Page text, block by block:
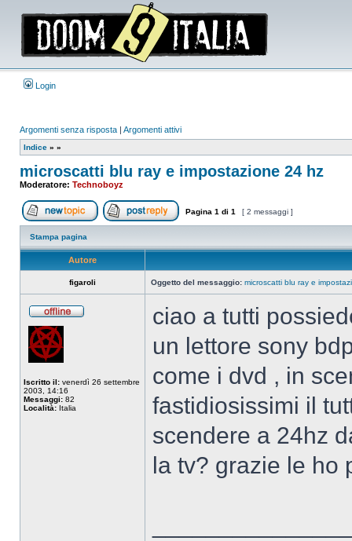
Login
Argomenti senza risposta | Argomenti attivi
Indice » »
microscatti blu ray e impostazione 24 hz
Moderatore: Technoboyz
Apri un nuovo argomentoRispondi all’argomento
Pagina 1 di 1 [ 2 messaggi ]
Stampa pagina
Autore
figaroli Oggetto del messaggio: microscatti blu ray e
Iscritto il: venerdì 26 settembre
2003, 14:16
Messaggi: 82
Località: Italia
ciao a tutti
un lettore sony
come i dvd , in
fastidiosissimi il
scendere a 24hz
la tv? grazie le ho